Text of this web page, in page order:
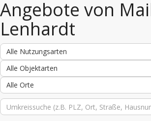
Angebote von
Lenhardt
Alle Nutzungsarten
Alle Objektarten
Alle Orte